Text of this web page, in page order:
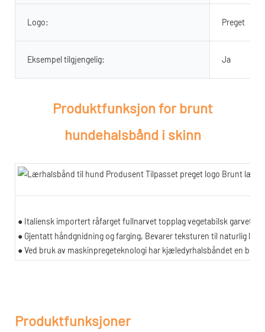
Logo: Preget
Eksempel tilgjengelig: Ja
Produktfunksjon for brunt
hundehalsbånd i skinn
● Italiensk importert råfarget fullnarvet topplag vegetabilsk garvet
● Gjentatt håndgnidning og farging, Bevarer teksturen til naturlig lær.
● Ved bruk av maskinpregeteknologi har kjæledyrhalsbåndet en
Produktfunksjoner